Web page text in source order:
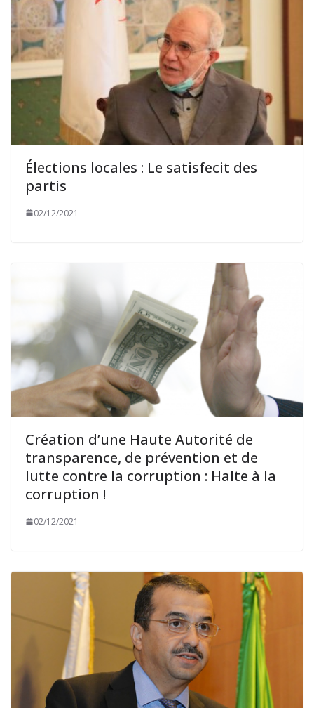
Élections locales : Le satisfecit des
partis
02/12/2021
Création d’une Haute Autorité de
transparence, de prévention et de
lutte contre la corruption : Halte à la
corruption !
02/12/2021